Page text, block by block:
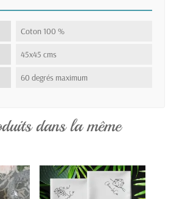
Coton 100 %
45x45 cms
60 degrés maximum
dans la même